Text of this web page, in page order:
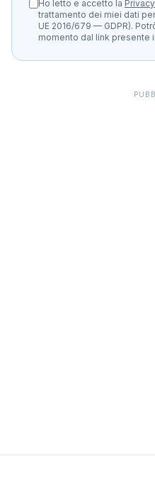
Ho letto e accetto la
trattamento dei miei dati
UE 2016/679 — GDPR).
momento dal link presente